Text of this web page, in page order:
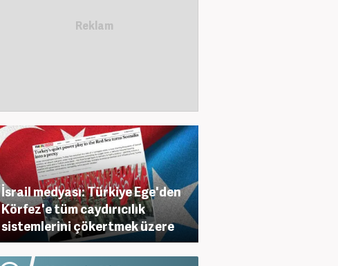
İsrail medyası: Türkiye Ege'den
Körfez'e tüm caydırıcılık
sistemlerini çökertmek üzere